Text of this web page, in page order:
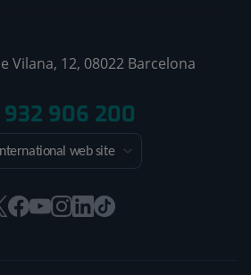
Vilana, 12, 08022 Barcelona
932 906 200
web site
AquestAquestAquestAquest
AquestEnllaç